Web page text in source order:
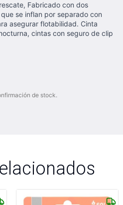
Fabricado con dos
se inflan por separado con
asegurar flotabilidad. Cinta
cintas con seguro de clip
de stock.